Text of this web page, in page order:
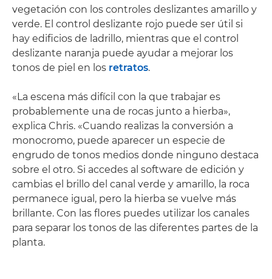
vegetación con los controles deslizantes amarillo y
verde. El control deslizante rojo puede ser útil si
hay edificios de ladrillo, mientras que el control
deslizante naranja puede ayudar a mejorar los
tonos de piel en los retratos.
«La escena más difícil con la que trabajar es
probablemente una de rocas junto a hierba»,
explica Chris. «Cuando realizas la conversión a
monocromo, puede aparecer un especie de
engrudo de tonos medios donde ninguno destaca
sobre el otro. Si accedes al software de edición y
cambias el brillo del canal verde y amarillo, la roca
permanece igual, pero la hierba se vuelve más
brillante. Con las flores puedes utilizar los canales
para separar los tonos de las diferentes partes de la
planta.